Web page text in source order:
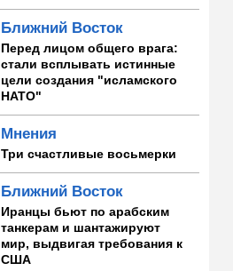
Ближний Восток
Перед лицом общего врага:
стали всплывать истинные
цели создания "исламского
НАТО"
Мнения
Три счастливые восьмерки
Ближний Восток
Иранцы бьют по арабским
танкерам и шантажируют
мир, выдвигая требования к
США